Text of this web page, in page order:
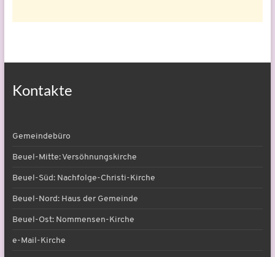
Kontakte
Gemeindebüro
Beuel-Mitte: Versöhnungskirche
Beuel-Süd: Nachfolge-Christi-Kirche
Beuel-Nord: Haus der Gemeinde
Beuel-Ost: Nommensen-Kirche
e-Mail-Kirche